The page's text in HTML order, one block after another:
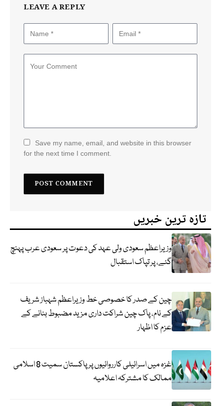
LEAVE A REPLY
Save my name, email, and website in this browser
for the next time I comment.
تازہ ترین خبریں
وزیراعظم سعودی ولی عہد کی دعوت پر سعودی عرب پہنچ
گئے، پر تپاک استقبال
چین کے صدر کا خصوصی خط وزیراعظم شہباز شریف
کے نام، پاک چین شراکت داری مزید مضبوط بنانے کے
عزم کا اظہار
غزہ میں اسرائیلی کارروائیوں پر پاکستان سمیت 8 اسلامی
ممالک کا مشترکہ اعلامیہ